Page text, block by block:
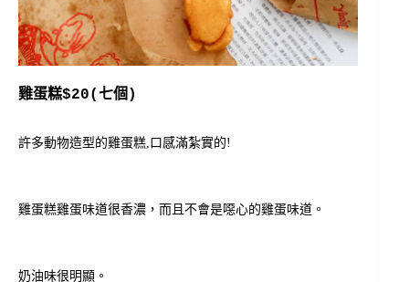
雞蛋糕$20(七個)
許多動物造型的雞蛋糕,口感滿紮實的!
雞蛋糕雞蛋味道很香濃，而且不會是噁心的雞蛋味道。
奶油味很明顯。